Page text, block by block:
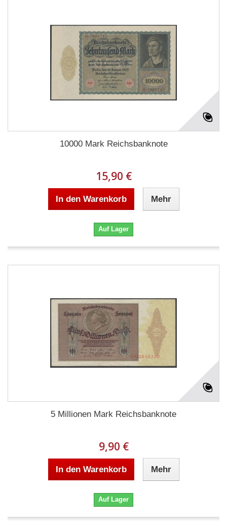
10000 Mark Reichsbanknote
15,90 €
In den Warenkorb Mehr
Auf Lager
5 Millionen Mark Reichsbanknote
9,90 €
In den Warenkorb Mehr
Auf Lager